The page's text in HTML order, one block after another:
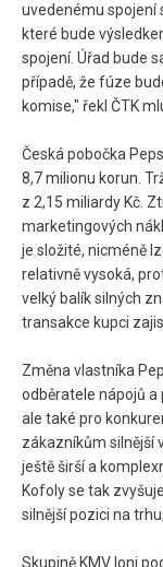
uvedenému spojení
které bude
spojení. Úřad bude
případě, že fúze
komise," řekl ČTK
Česká pobočka
8,7 milionu korun.
z 2,15 miliardy Kč.
marketingových
je složité, nicméně
relativně vysoká,
velký balík silných
transakce kupci
Změna vlastníka
odběratele nápojů a
ale také pro
zákazníkům silnější
ještě širší a
Kofoly se tak
silnější pozici na trhu,
Skupině KMV loni